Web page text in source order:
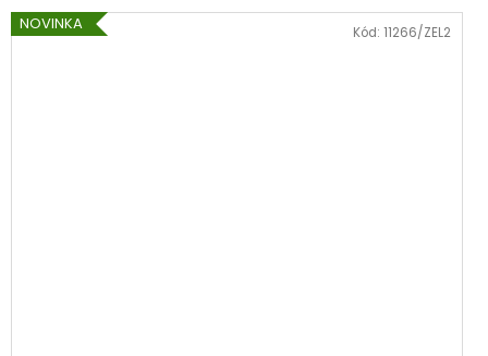
NOVINKA Kód: 11266/ZEL2